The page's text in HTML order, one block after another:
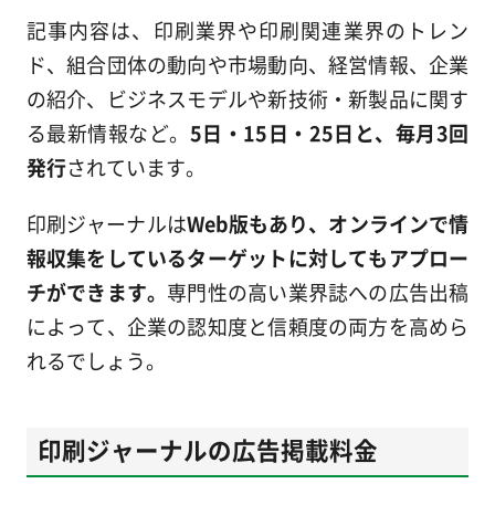
記事内容は、印刷業界や印刷関連業界のトレン
ド、組合団体の動向や市場動向、経営情報、企業
の紹介、ビジネスモデルや新技術・新製品に関す
る最新情報など。 5日・15日・25日と、毎月3回
発行されています。
印刷ジャーナルはWeb版もあり、オンラインで情
報収集をしているターゲットに対してもアプロー
チができます。 専門性の高い業界誌への広告出稿
によって、企業の認知度と信頼度の両方を高めら
れるでしょう。
印刷ジャーナルの広告掲載料金